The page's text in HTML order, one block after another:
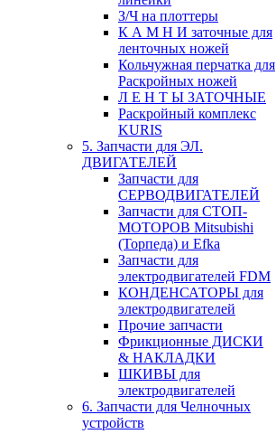
З/Ч на плоттеры
К А М Н И заточные для
ленточных ножей
Кольчужная перчатка для
Раскройных ножей
Л Е Н Т Ы ЗАТОЧНЫЕ
Раскройный комплекс
KURIS
5. Запчасти для ЭЛ.
ДВИГАТЕЛЕЙ
Запчасти для
СЕРВОДВИГАТЕЛЕЙ
Запчасти для СТОП-
МОТОРОВ Mitsubishi
(Торпеда) и Efka
Запчасти для
электродвигателей FDM
КОНДЕНСАТОРЫ для
электродвигателей
Прочие запчасти
Фрикционные ДИСКИ
& НАКЛАДКИ
ШКИВЫ для
электродвигателей
6. Запчасти для Челночных
устройств